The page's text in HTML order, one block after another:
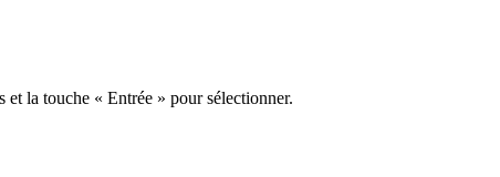
la touche « Entrée » pour sélectionner.